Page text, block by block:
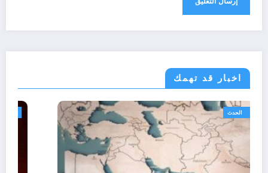
اخبار قد تهمك
أحوال عربية الحدث